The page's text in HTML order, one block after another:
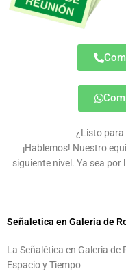
¿Listo para
¡Hablemos! Nuestro
siguiente nivel. Ya sea
Señaletica en Galeria de
La Señalética en Galeria de
Espacio y Tiempo